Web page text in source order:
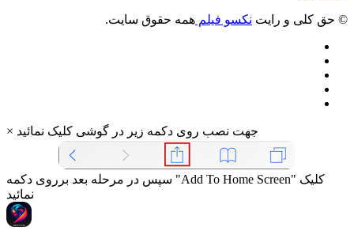
© حق کلی و رایت نکسو فیلم همه حقوق سایت.
× جهت نصب روی دکمه زیر در گوشی کلیک نمائید
سپس در مرحله بعد برروی دکمه "Add To Home Screen" کلیک
نمائید